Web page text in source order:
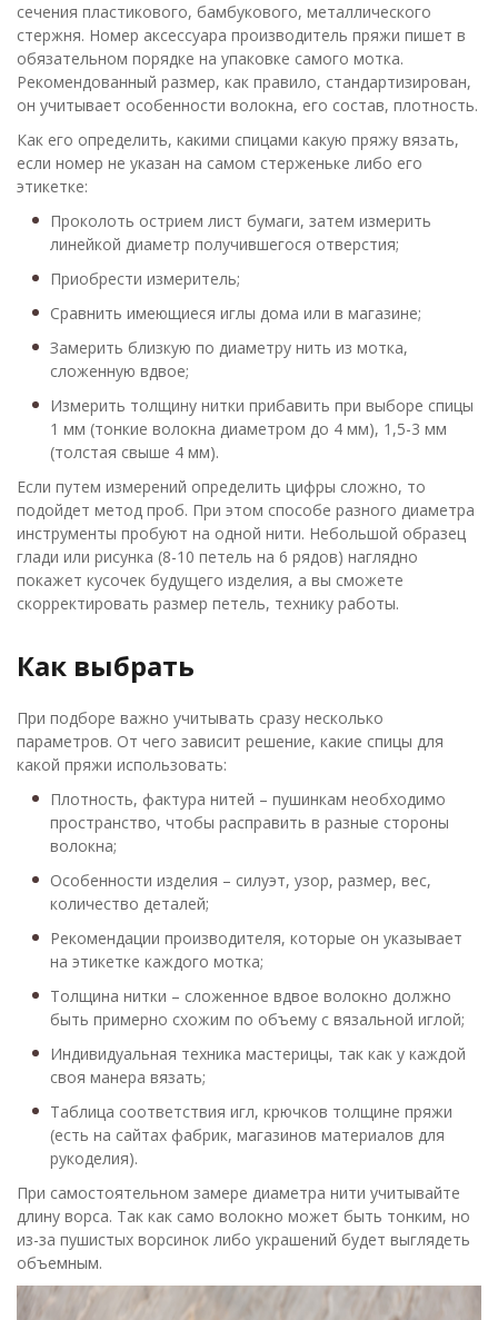
сечения пластикового, бамбукового, металлического
стержня. Номер аксессуара производитель пряжи пишет в
обязательном порядке на упаковке самого мотка.
Рекомендованный размер, как правило, стандартизирован,
он учитывает особенности волокна, его состав, плотность.
Как его определить, какими спицами какую пряжу вязать,
если номер не указан на самом стерженьке либо его
этикетке:
Проколоть острием лист бумаги, затем измерить
линейкой диаметр получившегося отверстия;
Приобрести измеритель;
Сравнить имеющиеся иглы дома или в магазине;
Замерить близкую по диаметру нить из мотка,
сложенную вдвое;
Измерить толщину нитки прибавить при выборе спицы
1 мм (тонкие волокна диаметром до 4 мм), 1,5-3 мм
(толстая свыше 4 мм).
Если путем измерений определить цифры сложно, то
подойдет метод проб. При этом способе разного диаметра
инструменты пробуют на одной нити. Небольшой образец
глади или рисунка (8-10 петель на 6 рядов) наглядно
покажет кусочек будущего изделия, а вы сможете
скорректировать размер петель, технику работы.
Как выбрать
При подборе важно учитывать сразу несколько
параметров. От чего зависит решение, какие спицы для
какой пряжи использовать:
Плотность, фактура нитей – пушинкам необходимо
пространство, чтобы расправить в разные стороны
волокна;
Особенности изделия – силуэт, узор, размер, вес,
количество деталей;
Рекомендации производителя, которые он указывает
на этикетке каждого мотка;
Толщина нитки – сложенное вдвое волокно должно
быть примерно схожим по объему с вязальной иглой;
Индивидуальная техника мастерицы, так как у каждой
своя манера вязать;
Таблица соответствия игл, крючков толщине пряжи
(есть на сайтах фабрик, магазинов материалов для
рукоделия).
При самостоятельном замере диаметра нити учитывайте
длину ворса. Так как само волокно может быть тонким, но
из-за пушистых ворсинок либо украшений будет выглядеть
объемным.